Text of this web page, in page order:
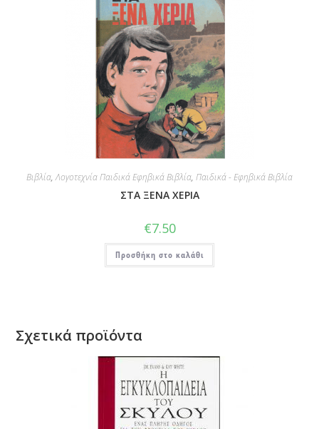
Βιβλία,Λογοτεχνία Παιδικά Εφηβικά Βιβλία, Παιδικά - Εφηβικά Βιβλία
ΣΤΑ ΞΕΝΑ ΧΕΡΙΑ
€7.50
Προσθήκη στο καλάθι
Σχετικά προϊόντα